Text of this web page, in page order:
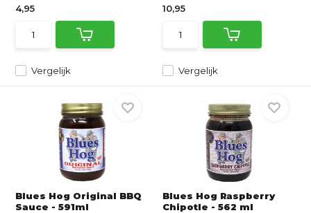
Vergelijk
4,95
Vergelijk
10,95
Blues Hog Original BBQ
Sauce - 591ml
Blues Hog Raspberry
Chipotle - 562 ml